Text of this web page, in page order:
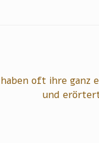
oft ihre ganz
und